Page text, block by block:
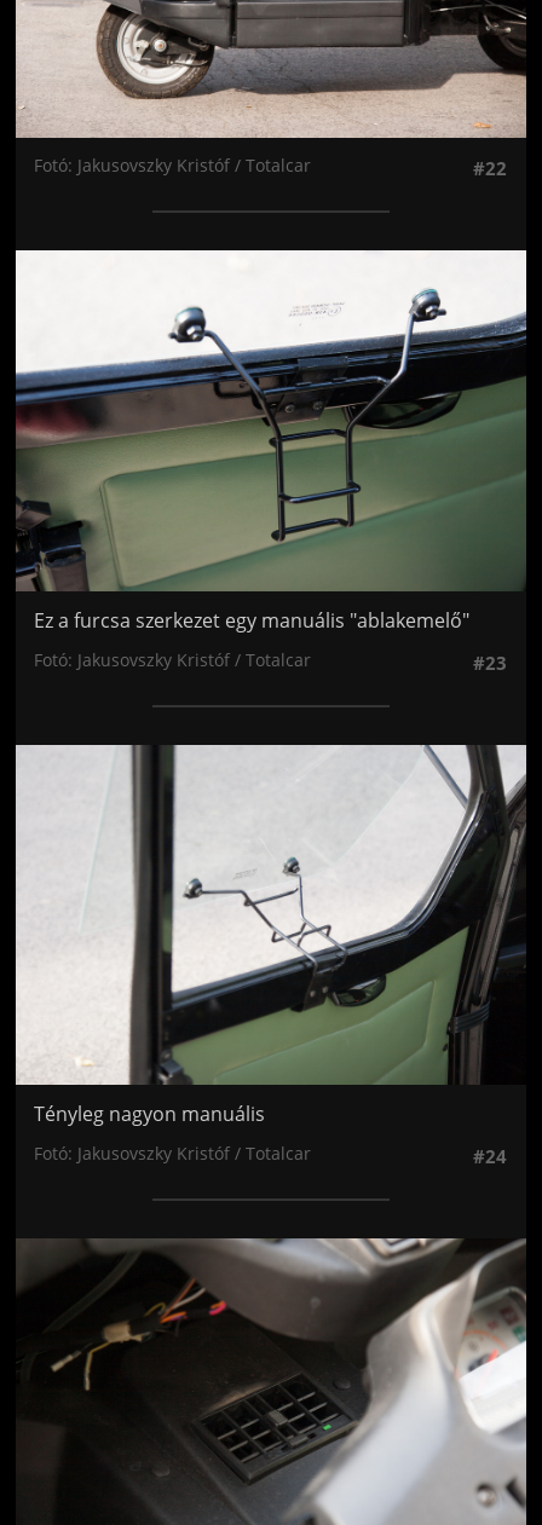
Fotó: Jakusovszky Kristóf / Totalcar #22
Ez a furcsa szerkezet egy manuális "ablakemelő"
Fotó: Jakusovszky Kristóf / Totalcar #23
Tényleg nagyon manuális
Fotó: Jakusovszky Kristóf / Totalcar #24
Jön még kép!